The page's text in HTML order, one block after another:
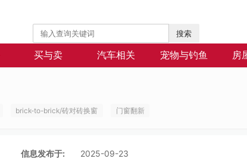
搜索
买与卖 汽车相关 宠物与钓鱼 房
brick-to-brick/砖对砖换窗 门窗翻新
信息发布于:
2025-09-23